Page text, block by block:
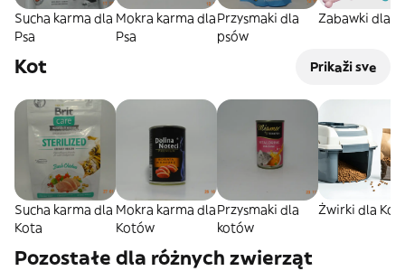
Sucha karma dla
Psa
Mokra karma dla
Psa
Przysmaki dla
psów
Zabawki dla
Kot Prikaži sve
Sucha karma dla
Kota
Mokra karma dla
Kotów
Przysmaki dla
kotów
Żwirki dla
Pozostałe dla różnych zwierząt